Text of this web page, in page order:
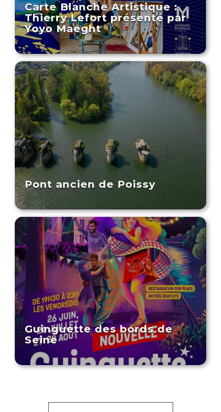
Carte Blanche Artistique :
Thierry Lefort présenté par
Yoyo Maeght
Pont ancien de Poissy
Guinguette des bords de
Seine